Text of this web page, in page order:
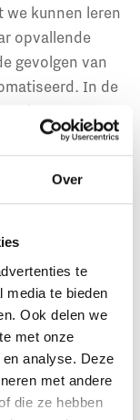
Over
te
media te bieden
Ook delen we
met onze
analyse. Deze
met andere
die ze hebben
we kunnen leren
opvallende
gevolgen van
In de
nu ook te
en HRM-
met AI zó goed
zijn en er
zijn voor de
meer doen
groei op die
te
Goldman